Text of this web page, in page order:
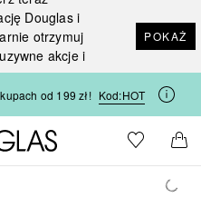
Douglas i
otrzymuj
akcje i
POKAŻ
od 199 zł! Kod:HOT
Strona główna Douglas
Do listyDo